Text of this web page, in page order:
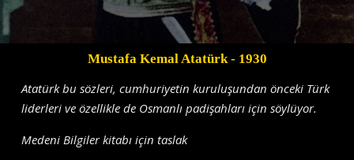
Mustafa Kemal Atatürk- 1930
Atatürk bu sözleri, cumhuriyetin kuruluşundan önceki Türk
liderleri ve özellikle de Osmanlı padişahları için söylüyor.
Medeni Bilgiler kitabı için taslak